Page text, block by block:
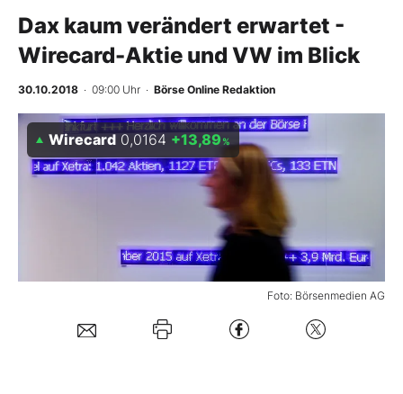
Finanz-Check
BO-Musterdepots
Dax kaum verändert erwartet -
Wirecard-Aktie und VW im Blick
30.10.2018 · 09:00 Uhr · Börse Online Redaktion
Foto: Börsenmedien AG
Wirecard 0,0164 +13,89 %